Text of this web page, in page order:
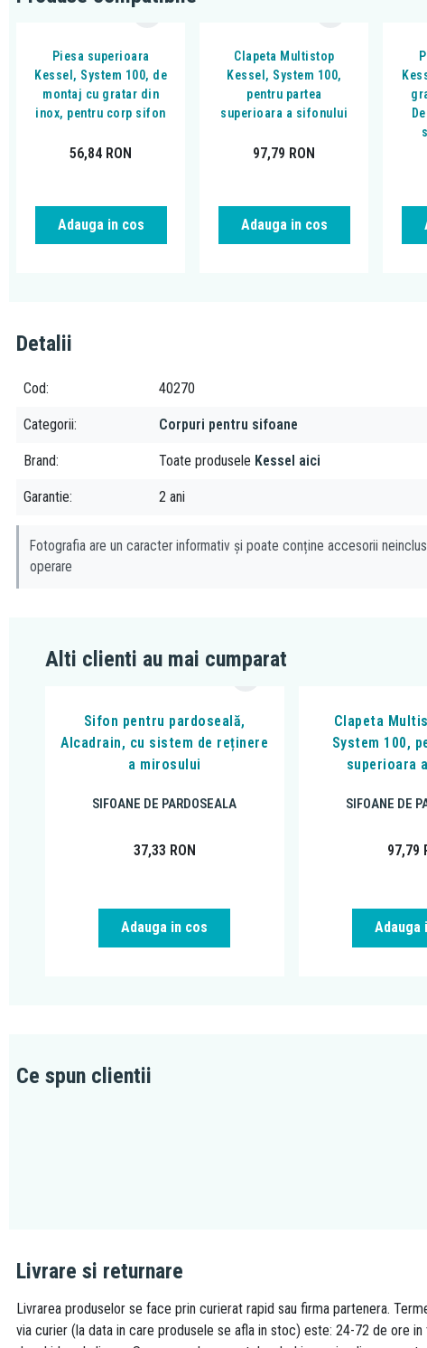
Piesa superioara
Kessel, System 100, de
montaj cu gratar din
inox, pentru corp sifon
56,84 RON
Adauga in cos
Clapeta Multistop
Kessel, System 100,
pentru partea
superioara a sifonului
97,79 RON
Adauga in cos
Detalii
Cod 40270
Categorii Corpuri pentru sifoane
Brand Toate produsele Kessel aici
Garantie 2 ani
Fotografia are un caracter informativ și poate conține accesorii
operare
Alti clienti au mai cumparat
Sifon pentru pardoseală,
Alcadrain, cu sistem de reținere
a mirosului
SIFOANE DE PARDOSEALA
37,33 RON
Adauga in cos
Clapeta
System 100,
superioara
SIFOANE DE
97,79
Adauga
Ce spun clientii
Livrare si returnare
Livrarea produselor se face prin curierat rapid sau firma partenera.
via curier (la data in care produsele se afla in stoc) este: 24-72 de ore